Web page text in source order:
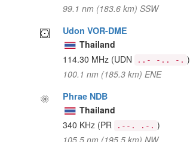
99.1 nm (183.6 km) SSW
Udon VOR-DME
Thailand
114.30 MHz (UDN ..- -.. -. )
100.1 nm (185.3 km) ENE
Phrae NDB
Thailand
340 KHz (PR .--. .-. )
105.5 nm (195.5 km) NW